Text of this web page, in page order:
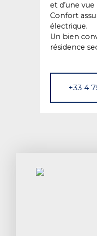
et d’une
Confort
électrique.
Un bien
résidence
+33 4